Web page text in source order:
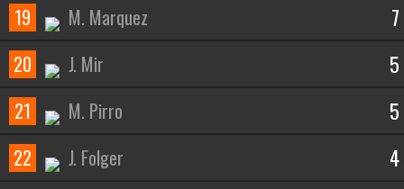
19 M. Marquez 7
20 J. Mir 5
21 M. Pirro 5
22 J. Folger 4